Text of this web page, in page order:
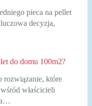
pieca na pellet
decyzja,
do domu 100m2?
rozwiązanie, które
właścicieli